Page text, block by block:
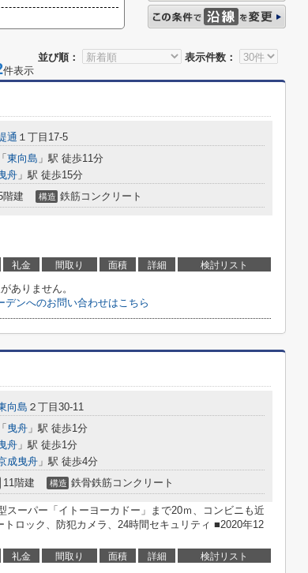
並び順： 表示件数：
件表示
通 １丁目17-5
「 東向島 」駅 徒歩11分
舟 」駅 徒歩15分
階建 構造 鉄筋コンクリート
礼金 間取り 面積 詳細 検討リスト
ありません。
ンへのお問い合わせはこちら
向島 ２丁目30-11
「 曳舟 」駅 徒歩1分
舟 」駅 徒歩1分
成曳舟 」駅 徒歩4分
11階建 構造 鉄骨鉄筋コンクリート
スーパー「イトーヨーカドー」まで20ｍ、コンビニも近
トロック、防犯カメラ、24時間セキュリティ ■2020年12
礼金 間取り 面積 詳細 検討リスト